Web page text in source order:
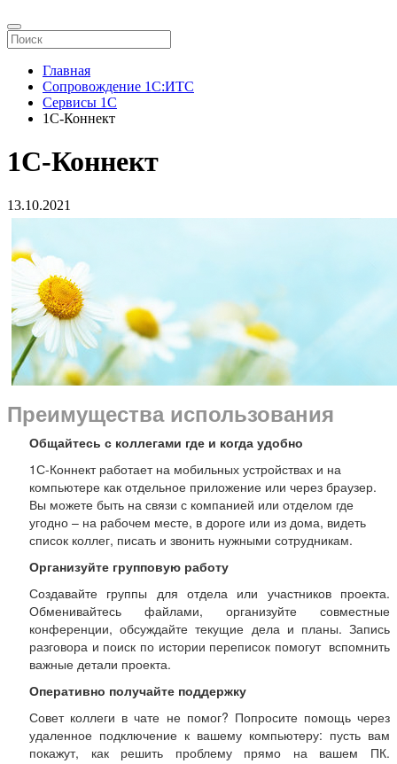
Главная
Сопровождение 1С:ИТС
Сервисы 1С
1С-Коннект
1С-Коннект
13.10.2021
Преимущества использования
Общайтесь с коллегами где и когда удобно
1С-Коннект работает на мобильных устройствах и на
компьютере как отдельное приложение или через браузер.
Вы можете быть на связи с компанией или отделом где
угодно – на рабочем месте, в дороге или из дома, видеть
список коллег, писать и звонить нужными сотрудникам.
Организуйте групповую работу
Создавайте группы для отдела или участников проекта.
Обменивайтесь файлами, организуйте совместные
конференции, обсуждайте текущие дела и планы. Запись
разговора и поиск по истории переписок помогут вспомнить
важные детали проекта.
Оперативно получайте поддержку
Совет коллеги в чате не помог? Попросите помощь через
удаленное подключение к вашему компьютеру: пусть вам
покажут, как решить проблему прямо на вашем ПК.